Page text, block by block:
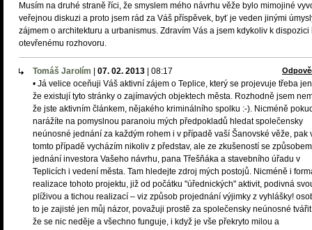
Musím na druhé straně říci, že smyslem mého návrhu věže bylo mimojiné
veřejnou diskuzi a proto jsem rád za Váš příspěvek, byť je veden jinými
zájmem o architekturu a urbanismus. Zdravím Vás a jsem kdykoliv k dispozici
otevřenému rozhovoru.
Tomáš Jarolím 07. 02. 2013 08:17
• Já velice oceňuji Váš aktivní zájem o Teplice, který se projevuje třeba
že existují tyto stránky o zajímavých objektech města. Rozhodně jsem
že jste aktivním článkem, nějakého kriminálního spolku :-). Nicméně
narážíte na pomyslnou paranoiu mých předpokladů hledat společensky
neúnosné jednání za každým rohem i v případě vaší Šanovské věže, pak
tomto případě vycházím nikoliv z představ, ale ze zkušeností se způsobem
jednání investora Vašeho návrhu, pana Třešňáka a stavebního úřadu v
Teplicích i vedení města. Tam hledejte zdroj mých postojů. Nicméně i
realizace tohoto projektu, již od počátku "úřednických" aktivit, podivná
plíživou a tichou realizací – viz způsob projednání výjimky z vyhlášky!
to je zajisté jen můj názor, považuji prostě za společensky neúnosné
že se nic neděje a všechno funguje, i když je vše překryto milou a